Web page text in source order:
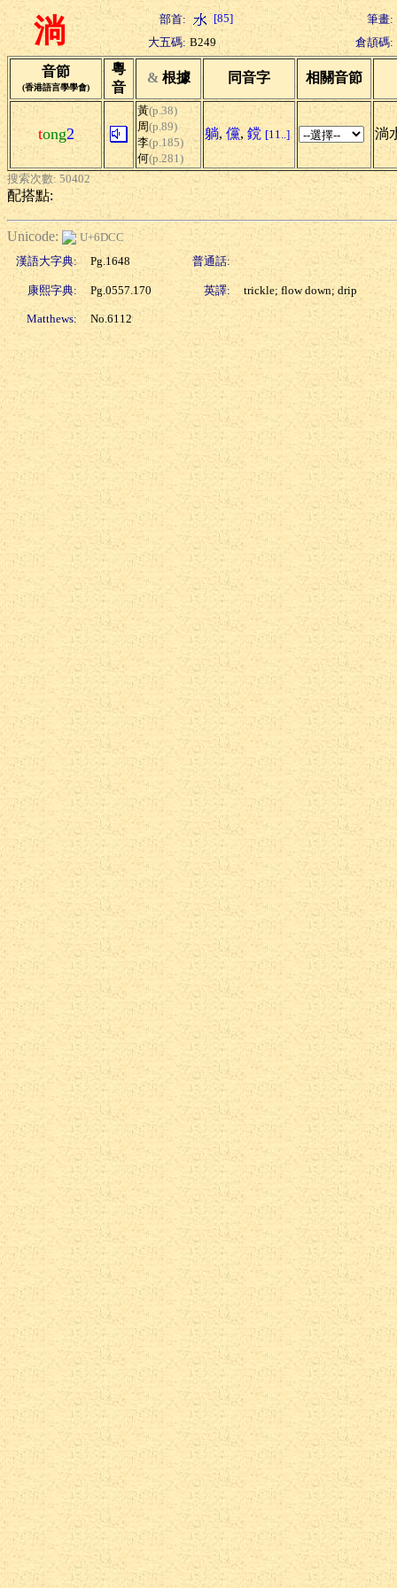
淌 部首: [85]
筆畫:
大五碼: B249 倉頡碼:
音節
(香港語言學學會)
粵
音
& 根據 同音字 相關音節
tong2
黃(p.38)
周(p.89)
李(p.185)
何(p.281)
躺, 儻, 鎲 [11..] 淌
搜索次數: 50402
配搭點:
Unicode:
U+6DCC
漢語大字典:
Pg.1648 普通話:
康熙字典: Pg.0557.170 英譯: trickle; flow down; drip
Matthews: No.6112